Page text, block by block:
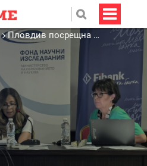
Пловдив посрещна учени нумизмати от цяла Европа